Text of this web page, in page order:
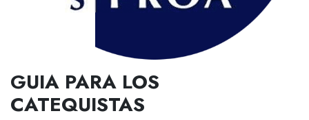
GUIA PARA LOS
CATEQUISTAS